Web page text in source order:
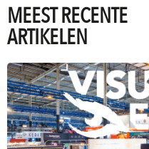
MEEST RECENTE
ARTIKELEN